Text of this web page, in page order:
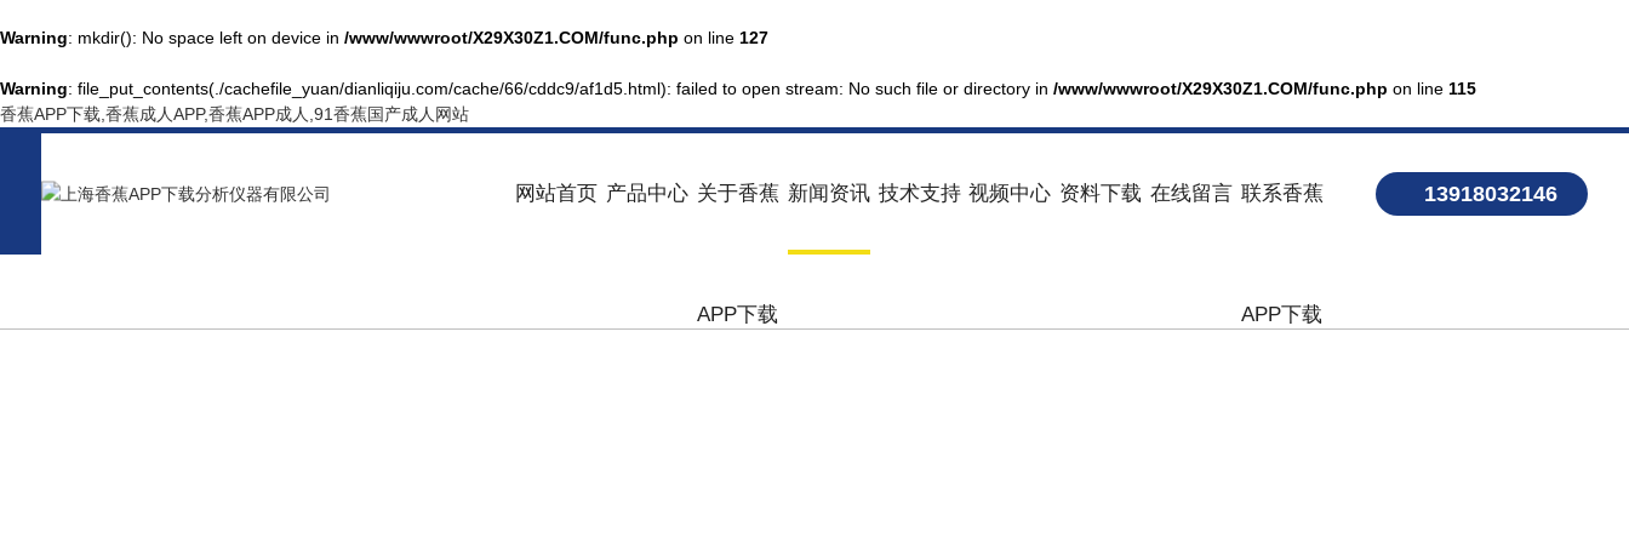
Warning: mkdir(): No space left on device in /www/wwwroot/X29X30Z1.COM/func.php on line 127
Warning: file_put_contents(./cachefile_yuan/dianliqiju.com/cache/66/cddc9/af1d5.html): failed to open stream: No such file or directory in /www/wwwroot/X29X30Z1.COM/func.php on line 115
香蕉APP下载,香蕉成人APP,香蕉APP成人,91香蕉国产成人网站
13918032146
网站首页 产品中心 关于香蕉
APP下载
新闻资讯 技术支持 视频中心 资料下载 在线留言 联系香蕉
APP下载